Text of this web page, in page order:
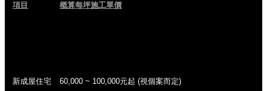
項目 概算每坪施工單價
新成屋住宅 60,000 ~ 100,000元起 (視個案而定)